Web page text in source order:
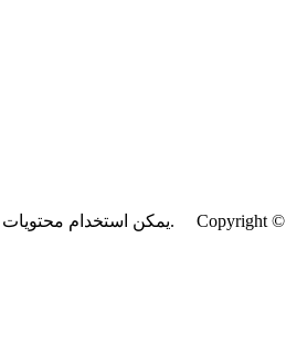
يمكن استخدام محتويات موقع لاند آف واتشز فقط لأغراض غير تجارية مع ذكر المصدر. Copyright ©